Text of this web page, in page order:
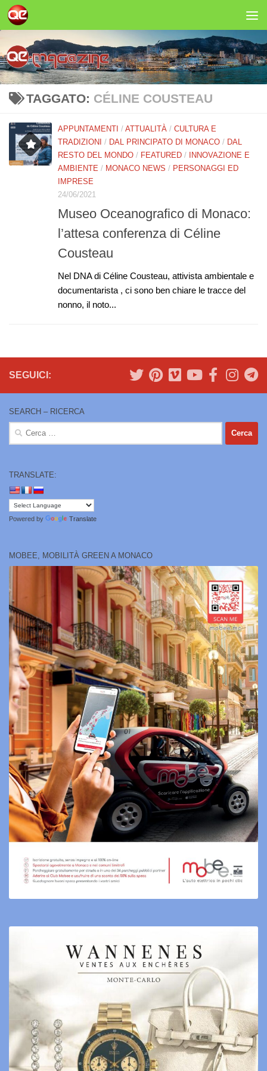
Salta al contenuto
TAGGATO: CÉLINE COUSTEAU
APPUNTAMENTI / ATTUALITÀ / CULTURA E
TRADIZIONI / DAL PRINCIPATO DI MONACO / DAL
RESTO DEL MONDO / FEATURED /
INNOVAZIONE E
AMBIENTE / MONACO NEWS / PERSONAGGI ED
IMPRESE
24/06/2021
Museo Oceanografico di Monaco:
l’attesa conferenza di Céline
Cousteau
Nel DNA di Céline Cousteau, attivista ambientale e
documentarista , ci sono ben chiare le tracce del
nonno, il noto...
SEGUICI:
SEARCH – RICERCA
Ricerca
TRANSLATE:
Powered by Translate
MOBEE, MOBILITÀ GREEN A MONACO